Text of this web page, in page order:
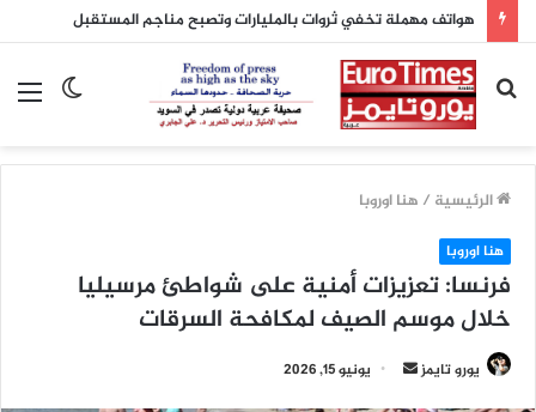
هواتف مهملة تخفي ثروات بالمليارات وتصبح مناجم المستقبل
الوضع
بحث
عن
الرئيسية / هنا اوروبا
هنا اوروبا
فرنسا: تعزيزات أمنية على شواطئ مرسيليا
خلال موسم الصيف لمكافحة السرقات
يورو تايمز
أرسل يونيو 15, 2026